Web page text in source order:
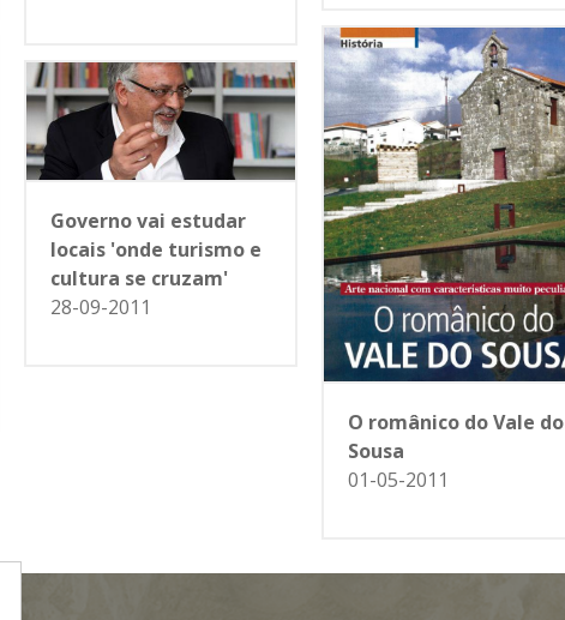
Governo vai estudar
locais 'onde turismo e
cultura se cruzam'
28-09-2011
O românico do Vale do
Sousa
01-05-2011